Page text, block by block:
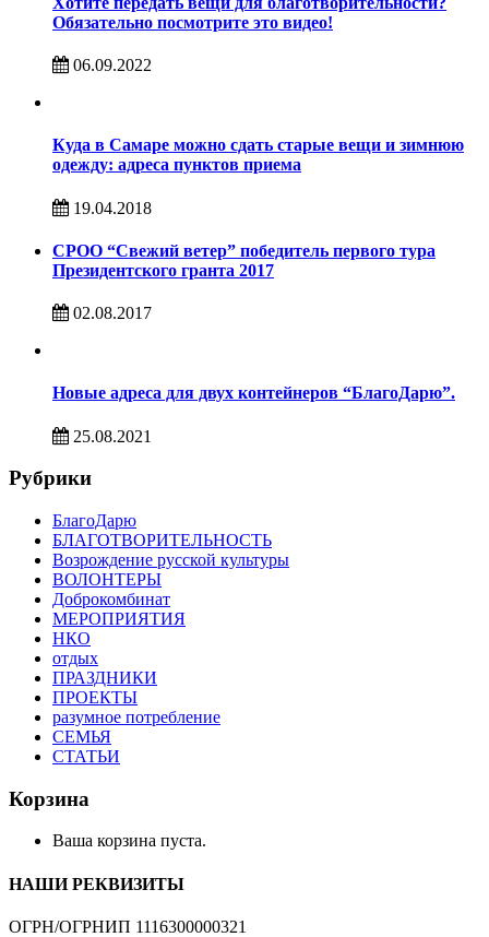
Обязательно посмотрите это видео!
06.09.2022
Куда в Самаре можно сдать старые вещи и зимнюю
одежду: адреса пунктов приема
19.04.2018
СРОО “Свежий ветер” победитель первого тура
Президентского гранта 2017
02.08.2017
Новые адреса для двух контейнеров “БлагоДарю”.
25.08.2021
Рубрики
БлагоДарю
БЛАГОТВОРИТЕЛЬНОСТЬ
Возрождение русской культуры
ВОЛОНТЕРЫ
Доброкомбинат
МЕРОПРИЯТИЯ
НКО
отдых
ПРАЗДНИКИ
ПРОЕКТЫ
разумное потребление
СЕМЬЯ
СТАТЬИ
Корзина
Ваша корзина пуста.
НАШИ РЕКВИЗИТЫ
ОГРН/ОГРНИП 1116300000321